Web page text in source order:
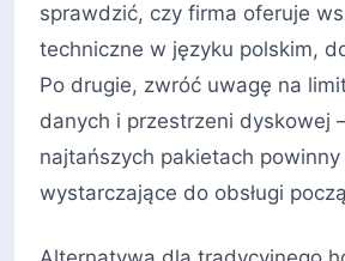
sprawdzić, czy firma oferuje
techniczne w języku polskim,
Po drugie, zwróć uwagę na
danych i przestrzeni dyskowej
najtańszych pakietach
wystarczające do obsługi